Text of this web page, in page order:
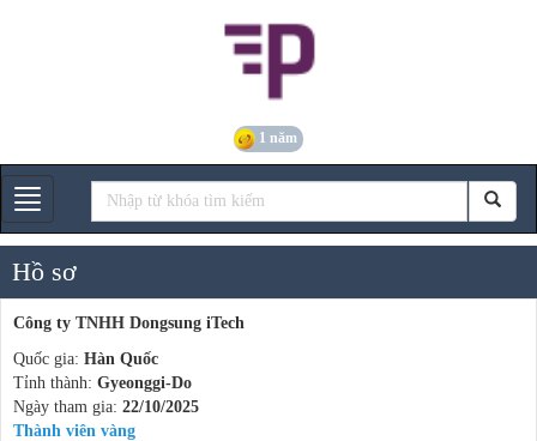
1 năm
Gian hàng
Hồ sơ
Công ty TNHH Dongsung iTech
Quốc gia: Hàn Quốc
Tỉnh thành: Gyeonggi-Do
Ngày tham gia: 22/10/2025
Thành viên vàng